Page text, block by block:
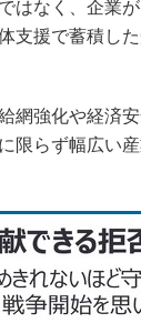
はなく、企業
支援で蓄積し
網強化や経済
限らず幅広い